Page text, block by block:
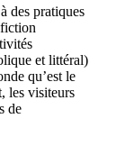
des pratiques
et littéral)
qu’est le
les visiteurs
de